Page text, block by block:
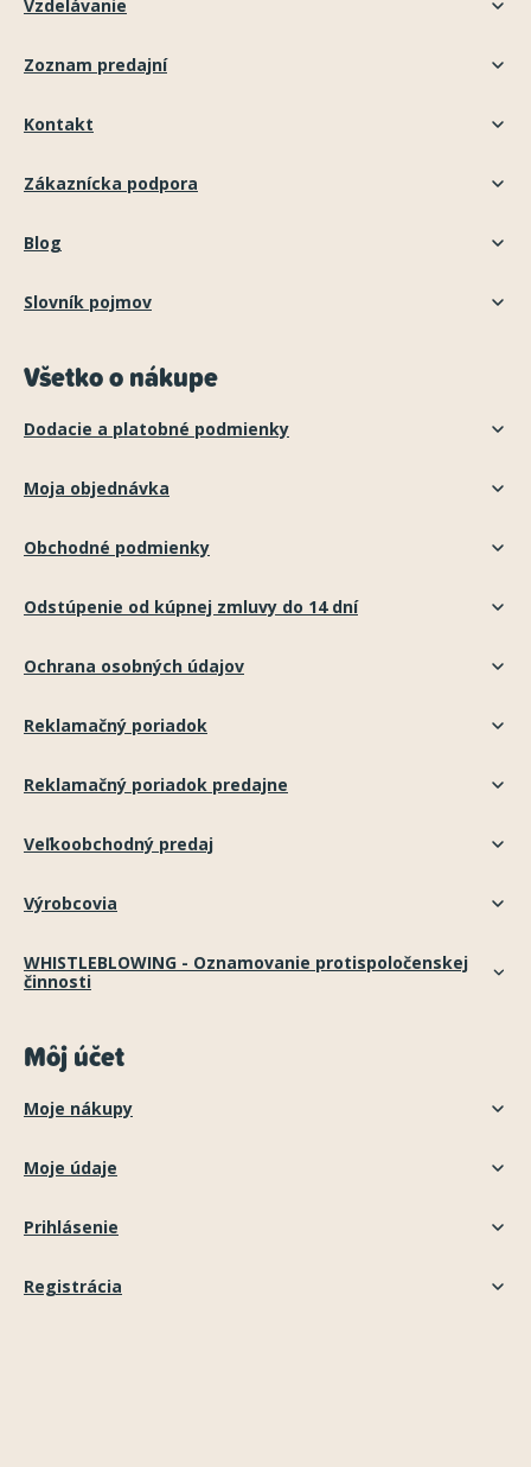
Vzdelávanie
Zoznam predajní
Kontakt
Zákaznícka podpora
Blog
Slovník pojmov
Všetko o nákupe
Dodacie a platobné podmienky
Moja objednávka
Obchodné podmienky
Odstúpenie od kúpnej zmluvy do 14 dní
Ochrana osobných údajov
Reklamačný poriadok
Reklamačný poriadok predajne
Veľkoobchodný predaj
Výrobcovia
WHISTLEBLOWING - Oznamovanie protispoločenskej
činnosti
Môj účet
Moje nákupy
Moje údaje
Prihlásenie
Registrácia